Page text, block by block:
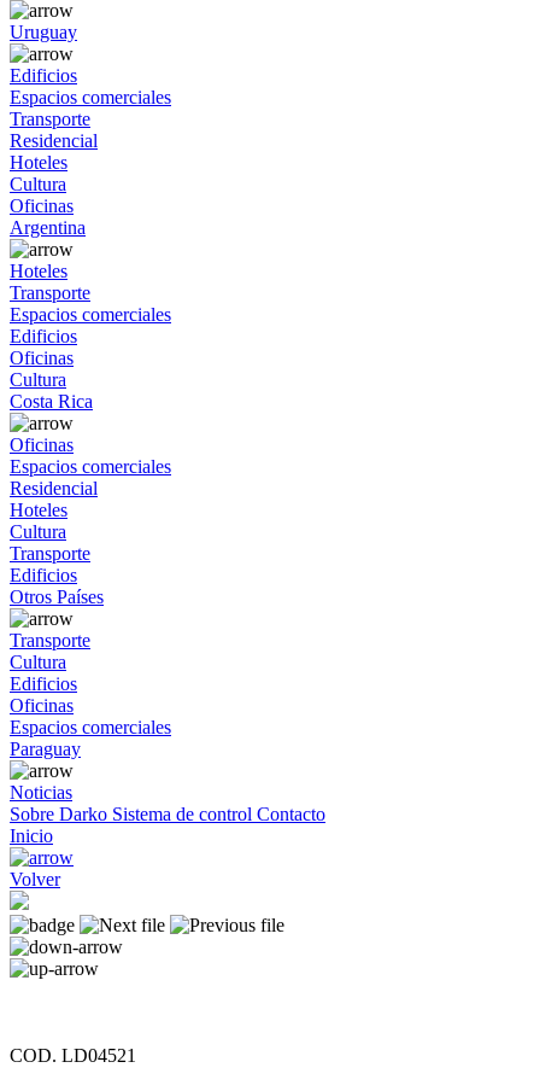
Uruguay
Edificios
Espacios comerciales
Transporte
Residencial
Hoteles
Cultura
Oficinas
Argentina
Hoteles
Transporte
Espacios comerciales
Edificios
Oficinas
Cultura
Costa Rica
Oficinas
Espacios comerciales
Residencial
Hoteles
Cultura
Transporte
Edificios
Otros Países
Transporte
Cultura
Edificios
Oficinas
Espacios comerciales
Paraguay
Noticias
Sobre Darko Sistema de control Contacto
Inicio
Volver
COD. LD04521